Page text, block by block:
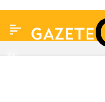
fotoğrafın değeri 5